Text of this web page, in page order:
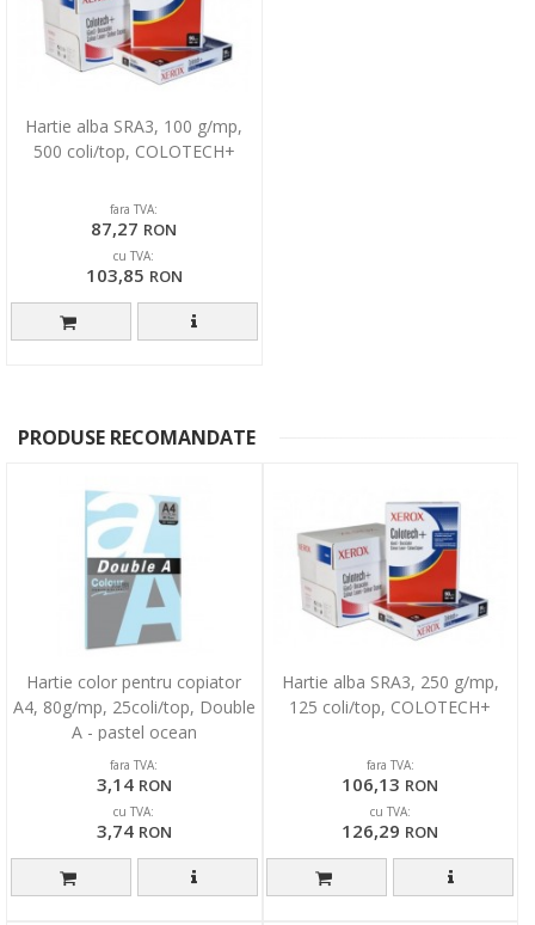
Hartie alba SRA3, 100 g/mp,
500 coli/top, COLOTECH+
fara TVA:
87,27 RON
cu TVA:
103,85 RON
PRODUSE RECOMANDATE
Hartie color pentru copiator
A4, 80g/mp, 25coli/top, Double
A - pastel ocean
fara TVA:
3,14 RON
cu TVA:
3,74 RON
Hartie alba SRA3, 250 g/mp,
125 coli/top, COLOTECH+
fara TVA:
106,13 RON
cu TVA:
126,29 RON